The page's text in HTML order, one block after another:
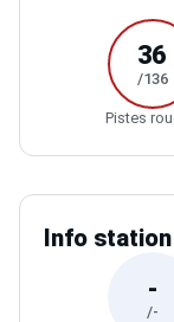
36
/136
Pistes
Info station
-
/-